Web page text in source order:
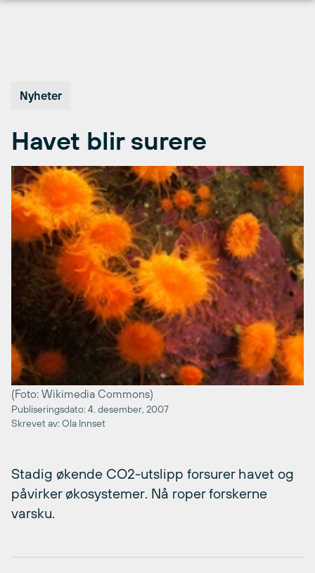
Nyheter
Havet blir surere
(Foto: Wikimedia Commons)
Publiseringsdato: 4. desember, 2007
Skrevet av: Ola Innset
Stadig økende CO2-utslipp forsurer havet og
påvirker økosystemer. Nå roper forskerne
varsku.